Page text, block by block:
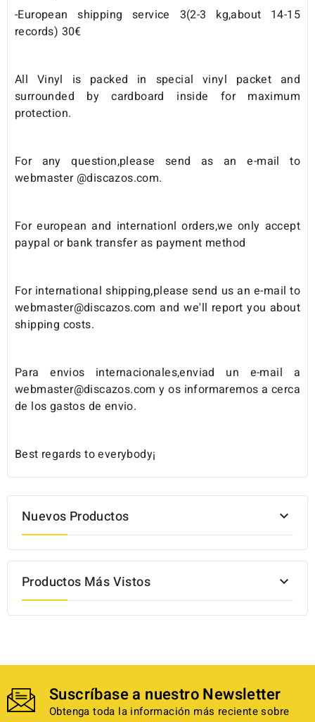
-European shipping service 3(2-3 kg,about 14-15
records) 30€
All Vinyl is packed in special vinyl packet and
surrounded by cardboard inside for maximum
protection.
For any question,please send as an e-mail to
webmaster @discazos.com.
For european and internationl orders,we only accept
paypal or bank transfer as payment method
For international shipping,please send us an e-mail to
webmaster@discazos.com and we'll report you about
shipping costs.
Para envios internacionales,enviad un e-mail a
webmaster@discazos.com y os informaremos a cerca
de los gastos de envio.
Best regards to everybody¡
Nuevos Productos 
Productos Más Vistos 
Suscríbase a nuestro Newsletter
Obtenga toda la información más reciente sobre